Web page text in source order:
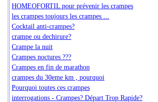
HOMEOFORTIL pour prévenir les crampes
les crampes toujours les crampes ...
Cocktail anti-crampes?
crampe ou dechirure?
Crampe la nuit
Crampes noctures ???
Crampes en fin de marathon
crampes du 30eme km , pourquoi
Pourquoi toutes ces crampes
interrogations - Crampes? Départ Trop Rapide?